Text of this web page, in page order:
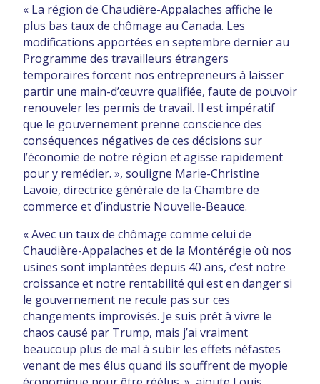
« La région de Chaudière-Appalaches affiche le
plus bas taux de chômage au Canada. Les
modifications apportées en septembre dernier au
Programme des travailleurs étrangers
temporaires forcent nos entrepreneurs à laisser
partir une main-d’œuvre qualifiée, faute de pouvoir
renouveler les permis de travail. Il est impératif
que le gouvernement prenne conscience des
conséquences négatives de ces décisions sur
l’économie de notre région et agisse rapidement
pour y remédier. », souligne Marie-Christine
Lavoie, directrice générale de la Chambre de
commerce et d’industrie Nouvelle-Beauce.
« Avec un taux de chômage comme celui de
Chaudière-Appalaches et de la Montérégie où nos
usines sont implantées depuis 40 ans, c’est notre
croissance et notre rentabilité qui est en danger si
le gouvernement ne recule pas sur ces
changements improvisés. Je suis prêt à vivre le
chaos causé par Trump, mais j’ai vraiment
beaucoup plus de mal à subir les effets néfastes
venant de mes élus quand ils souffrent de myopie